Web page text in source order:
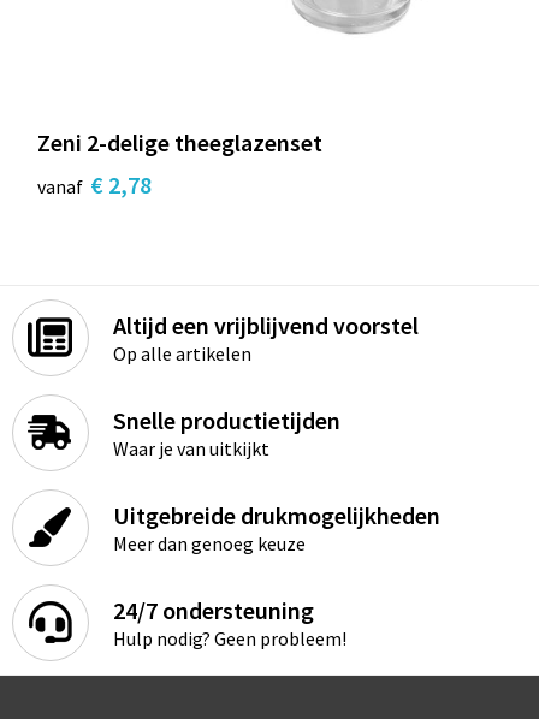
Zeni 2-delige theeglazenset
vanaf € 2,78
Altijd een vrijblijvend voorstel
Op alle artikelen
Snelle productietijden
Waar je van uitkijkt
Uitgebreide drukmogelijkheden
Meer dan genoeg keuze
24/7 ondersteuning
Hulp nodig? Geen probleem!